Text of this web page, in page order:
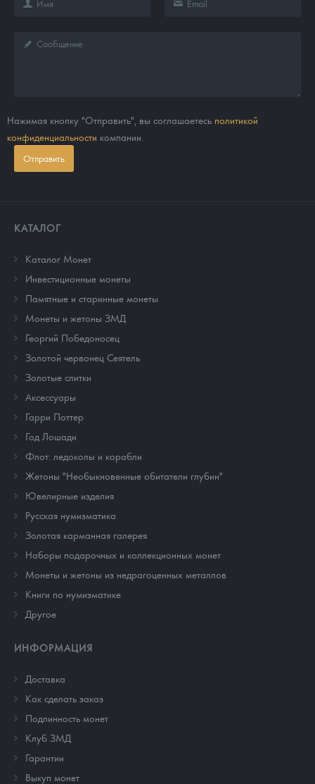
Нажимая кнопку "Отправить", вы соглашаетесь политикой
конфиденциальности компании.
Отправить
КАТАЛОГ
Каталог Монет
Инвестиционные монеты
Памятные и старинные монеты
Монеты и жетоны ЗМД
Георгий Победоносец
Золотой червонец Сеятель
Золотые слитки
Аксессуары
Гарри Поттер
Год Лошади
Флот: ледоколы и корабли
Жетоны "Необыкновенные обитатели глубин"
Ювелирные изделия
Русская нумизматика
Золотая карманная галерея
Наборы подарочных и коллекционных монет
Монеты и жетоны из недрагоценных металлов
Книги по нумизматике
Другое
ИНФОРМАЦИЯ
Доставка
Как сделать заказ
Подлинность монет
Клуб ЗМД
Гарантии
Выкуп монет